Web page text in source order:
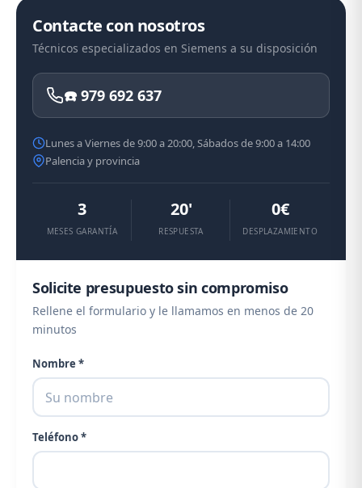
Contacte con nosotros
Técnicos especializados en Siemens a su disposición
☎️ 979 692 637
Lunes a Viernes de 9:00 a 20:00, Sábados de 9:00 a 14:00
Palencia y provincia
3
MESES GARANTÍA
20'
RESPUESTA
0€
DESPLAZAMIENTO
Solicite presupuesto sin compromiso
Rellene el formulario y le llamamos en menos de 20
minutos
Nombre *
Teléfono *